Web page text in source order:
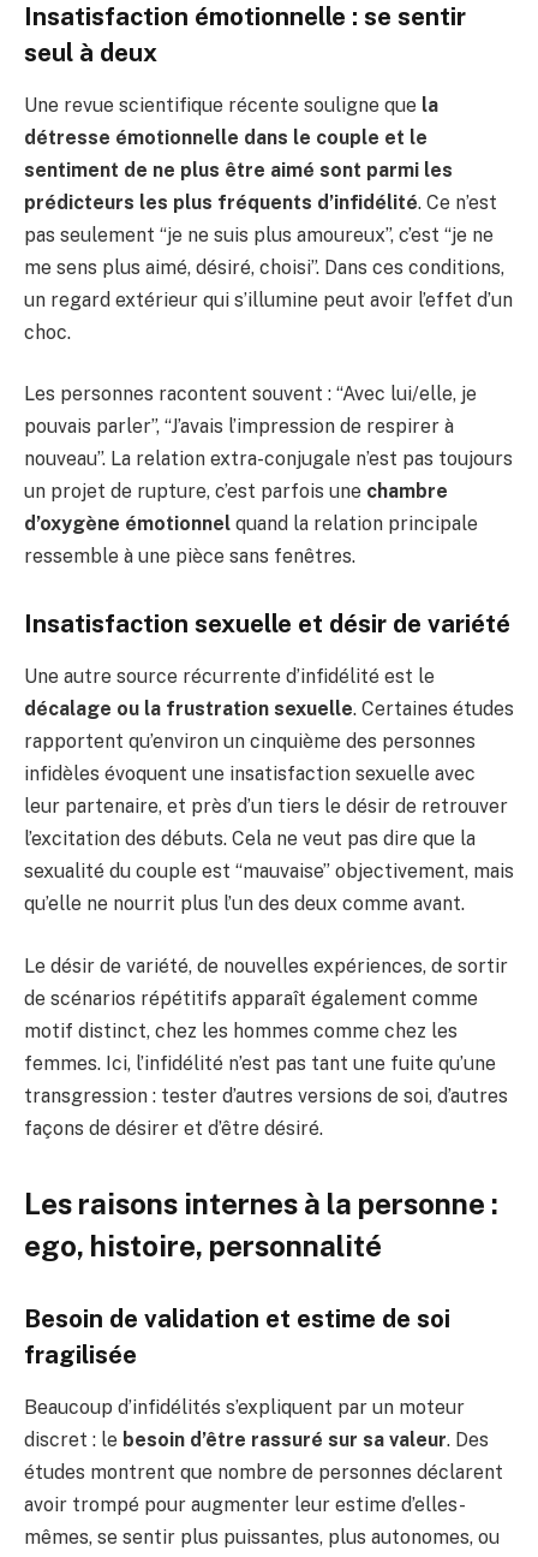
Insatisfaction émotionnelle : se sentir
seul à deux
Une revue scientifique récente souligne que la
détresse émotionnelle dans le couple et le
sentiment de ne plus être aimé sont parmi les
prédicteurs les plus fréquents d’infidélité. Ce n’est
pas seulement “je ne suis plus amoureux”, c’est “je ne
me sens plus aimé, désiré, choisi”. Dans ces conditions,
un regard extérieur qui s’illumine peut avoir l’effet d’un
choc.
Les personnes racontent souvent : “Avec lui/elle, je
pouvais parler”, “J’avais l’impression de respirer à
nouveau”. La relation extra-conjugale n’est pas toujours
un projet de rupture, c’est parfois une chambre
d’oxygène émotionnel quand la relation principale
ressemble à une pièce sans fenêtres.
Insatisfaction sexuelle et désir de variété
Une autre source récurrente d’infidélité est le
décalage ou la frustration sexuelle. Certaines études
rapportent qu’environ un cinquième des personnes
infidèles évoquent une insatisfaction sexuelle avec
leur partenaire, et près d’un tiers le désir de retrouver
l’excitation des débuts. Cela ne veut pas dire que la
sexualité du couple est “mauvaise” objectivement, mais
qu’elle ne nourrit plus l’un des deux comme avant.
Le désir de variété, de nouvelles expériences, de sortir
de scénarios répétitifs apparaît également comme
motif distinct, chez les hommes comme chez les
femmes. Ici, l’infidélité n’est pas tant une fuite qu’une
transgression : tester d’autres versions de soi, d’autres
façons de désirer et d’être désiré.
Les raisons internes à la personne :
ego, histoire, personnalité
Besoin de validation et estime de soi
fragilisée
Beaucoup d’infidélités s’expliquent par un moteur
discret : le besoin d’être rassuré sur sa valeur. Des
études montrent que nombre de personnes déclarent
avoir trompé pour augmenter leur estime d’elles-
mêmes, se sentir plus puissantes, plus autonomes, ou